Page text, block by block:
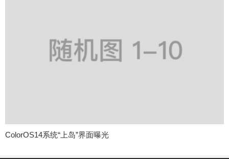
ColorOS14系统“上岛”界面曝光